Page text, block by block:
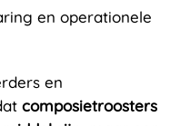
en operationele
en
composietroosters